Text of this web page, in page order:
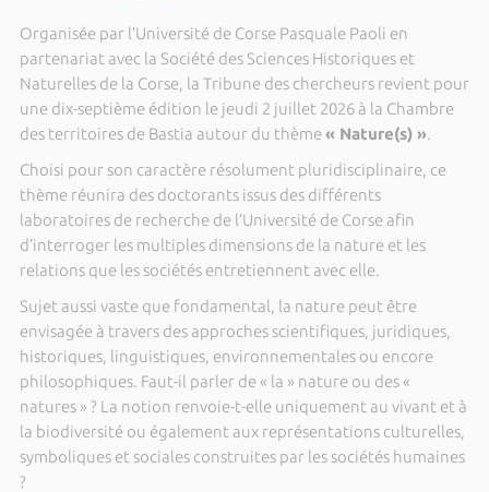
Organisée par l’Université de Corse Pasquale Paoli en
partenariat avec la Société des Sciences Historiques et
Naturelles de la Corse, la Tribune des chercheurs revient pour
une dix-septième édition le jeudi 2 juillet 2026 à la Chambre
des territoires de Bastia autour du thème« Nature(s) ».
Choisi pour son caractère résolument pluridisciplinaire, ce
thème réunira des doctorants issus des différents
laboratoires de recherche de l’Université de Corse afin
d’interroger les multiples dimensions de la nature et les
relations que les sociétés entretiennent avec elle.
Sujet aussi vaste que fondamental, la nature peut être
envisagée à travers des approches scientifiques, juridiques,
historiques, linguistiques, environnementales ou encore
philosophiques. Faut-il parler de « la » nature ou des «
natures » ? La notion renvoie-t-elle uniquement au vivant et à
la biodiversité ou également aux représentations culturelles,
symboliques et sociales construites par les sociétés humaines
?